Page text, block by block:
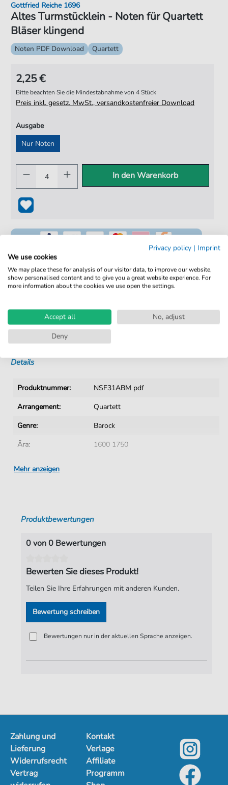
Altes Turmstücklein - Noten für Quartett
Bläser klingend
Gottfried Reiche 1696
Noten PDF Download Quartett
2,25 €
Bitte beachten Sie die Mindestabnahme von 4 Stück
Preis inkl. gesetz. MwSt., versandkostenfreier Download
Ausgabe
Nur Noten
In den Warenkorb
100% Legal & Lizenziert
Kein Abo. Fairer Einzelkauf.
Sofortiger Download nach Kauf
Details
Produktnummer:
NSF31ABM pdf
Arrangement:
Quartett
Genre:
Barock
Ära:
1600 1750
Quartett:
Verlag:
Notensatz S. Fischer
Mehr anzeigen
Produktbewertungen
0 von 0 Bewertungen
Bewerten Sie dieses Produkt!
Teilen Sie Ihre Erfahrungen mit anderen Kunden.
Bewertung schreiben
Bewertungen nur in der aktuellen Sprache anzeigen.
Zahlung und
Lieferung
Widerrufsrecht
Vertrag
Kontakt
Verlage
Affiliate
Programm
Privacy policy | Imprint
We use cookies
We may place these for analysis of our visitor data, to improve our website,
show personalised content and to give you a great website experience. For
more information about the cookies we use open the settings.
Accept all
No, adjust
Deny